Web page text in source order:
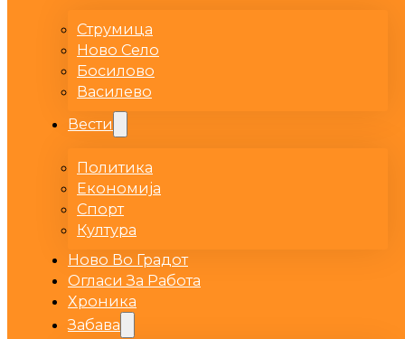
Струмица
Ново Село
Босилово
Василево
Вести
Политика
Економија
Спорт
Култура
Ново Во Градот
Огласи За Работа
Хроника
Забава